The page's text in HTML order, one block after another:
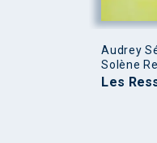
Audrey
Solène
Les